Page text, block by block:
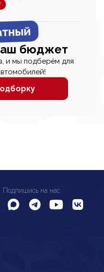
бюджет
и мы подберём для
Подпишись на нас